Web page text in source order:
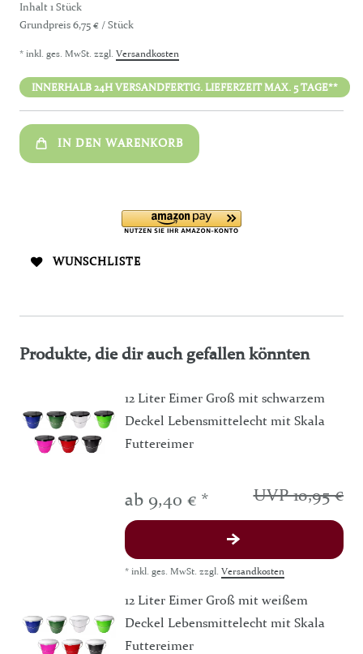
Inhalt1 Stück
Grundpreis6,75 € / Stück
* inkl. ges. MwSt. zzgl. Versandkosten
INNERHALB 24H VERSANDFERTIG. LIEFERZEIT MAX. 5 TAGE**
IN DEN WARENKORB
WUNSCHLISTE
Produkte, die dir auch gefallen könnten
12 Liter Eimer Groß mit schwarzem
Deckel Lebensmittelecht mit Skala
Futtereimer
UVP 10,95 €
ab 9,40 € *
* inkl. ges. MwSt. zzgl. Versandkosten
12 Liter Eimer Groß mit weißem
Deckel Lebensmittelecht mit Skala
Futtereimer